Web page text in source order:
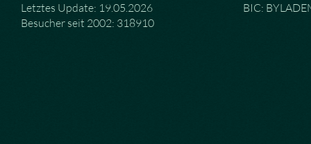
Letztes Update: 19.05.2026
Besucher seit 2002: 318910
BIC: